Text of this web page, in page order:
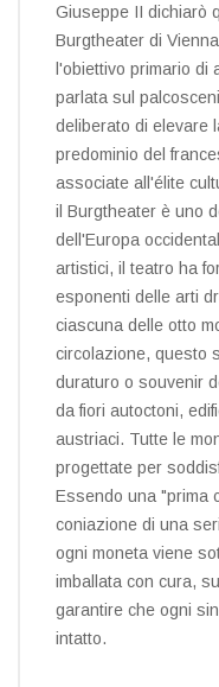
Giuseppe II dichiarò
Burgtheater di
l'obiettivo primario di
parlata sul
deliberato di elevare
predominio del
associate all'élite
il Burgtheater è uno
dell'Europa
artistici, il teatro ha
esponenti delle arti
ciascuna delle otto
circolazione, questo
duraturo o souvenir
da fiori autoctoni,
austriaci. Tutte le
progettate per
Essendo una "prima
coniazione di una
ogni moneta viene
imballata con cura,
garantire che ogni
intatto.